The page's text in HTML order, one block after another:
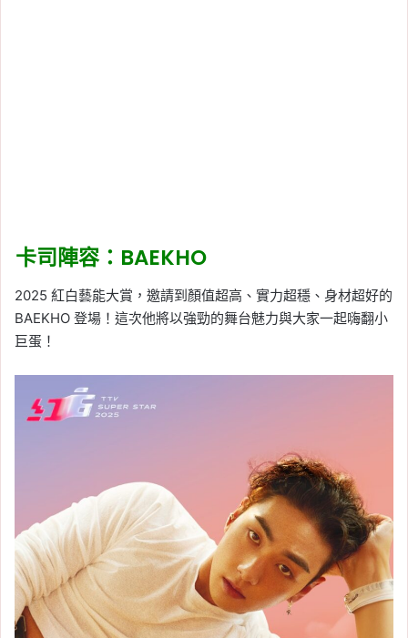
卡司陣容：BAEKHO
2025 紅白藝能大賞，邀請到顏值超高、實力超穩、身材超好的
BAEKHO 登場！這次他將以強勁的舞台魅力與大家一起嗨翻小
巨蛋！